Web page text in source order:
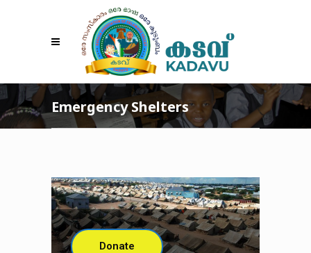
Emergency Shelters
Donate